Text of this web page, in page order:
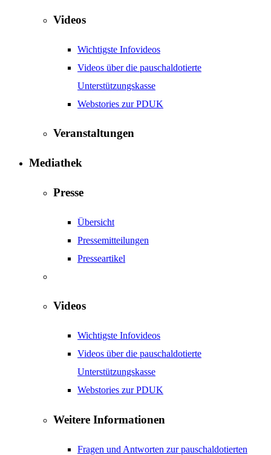
Videos
Wichtigste Infovideos
Videos über die pauschaldotierte
Unterstützungskasse
Webstories zur PDUK
Veranstaltungen
Mediathek
Presse
Übersicht
Pressemitteilungen
Presseartikel
Videos
Wichtigste Infovideos
Videos über die pauschaldotierte
Unterstützungskasse
Webstories zur PDUK
Weitere Informationen
Fragen und Antworten zur pauschaldotierten